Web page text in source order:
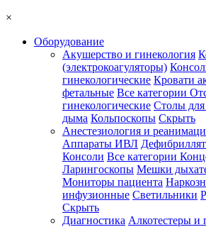
×
Оборудование
Акушерство и гинекология
(электрокоагуляторы)
гинекологические Кровати
фетальные Все категории
гинекологические Столы для
дыма Кольпоскопы Скрыть
Анестезиология и
Аппараты ИВЛ
Консоли Все категории
Ларингоскопы Мешки
Мониторы пациента
инфузионные Светильники
Скрыть
Диагностика Алкотестеры и